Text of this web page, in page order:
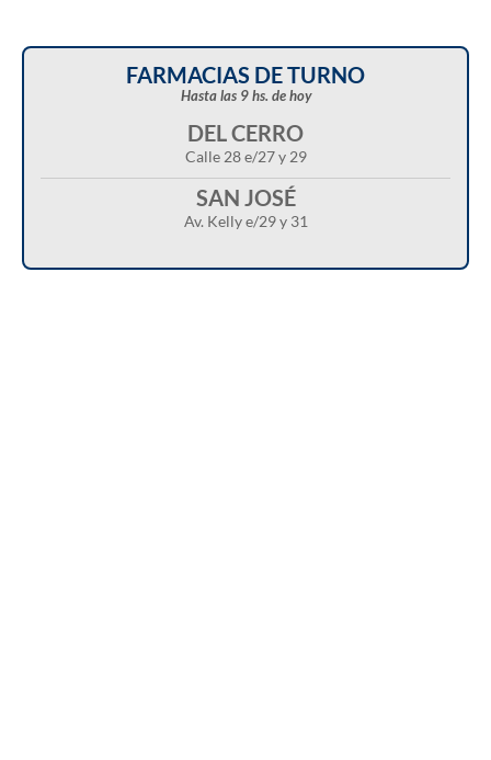
FARMACIAS DE TURNO
Hasta las 9 hs. de hoy
DEL CERRO
Calle 28 e/27 y 29
SAN JOSÉ
Av. Kelly e/29 y 31